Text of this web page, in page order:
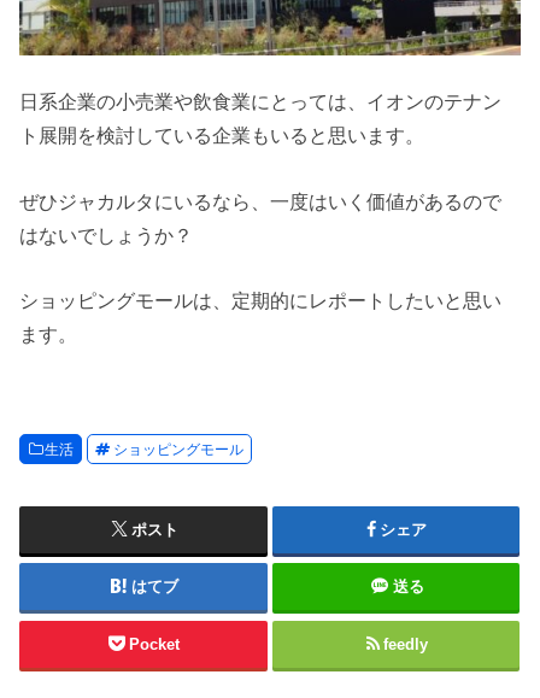
日系企業の小売業や飲食業にとっては、イオンのテナン
ト展開を検討している企業もいると思います。
ぜひジャカルタにいるなら、一度はいく価値があるので
はないでしょうか？
ショッピングモールは、定期的にレポートしたいと思い
ます。
生活 ショッピングモール
ポスト シェア
はてブ 送る
Pocket feedly